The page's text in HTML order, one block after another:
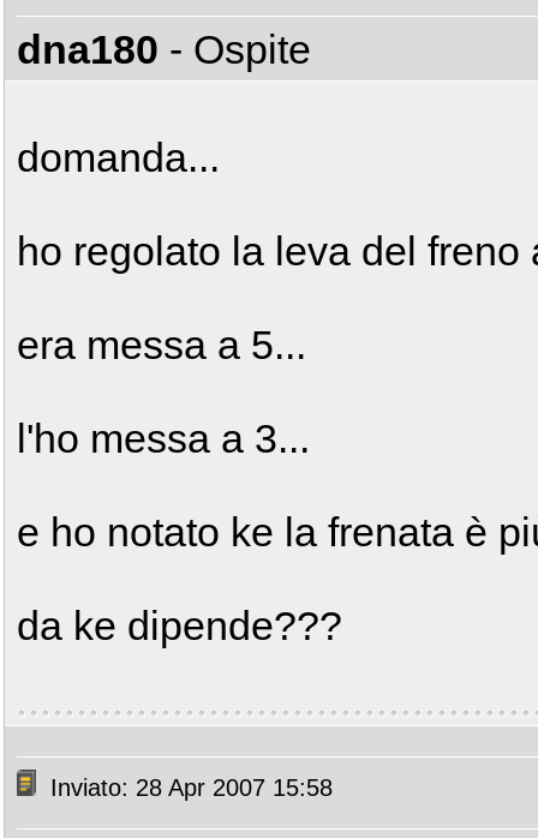
dna180 - Ospite
domanda...
ho regolato la leva del freno
era messa a 5...
l'ho messa a 3...
e ho notato ke la frenata è
da ke dipende???
Inviato: 28 Apr 2007 15:58